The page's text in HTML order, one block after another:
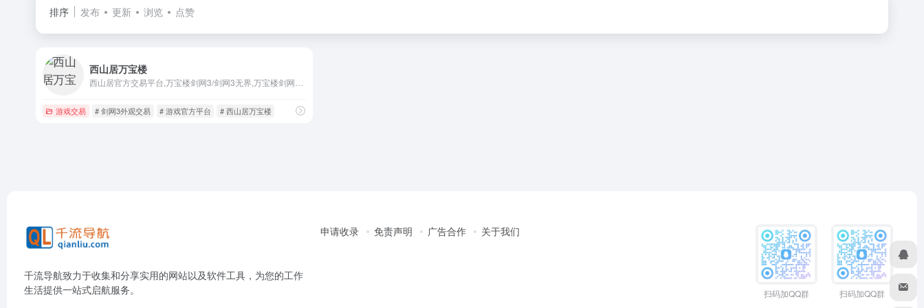
排序 发布 更新 浏览 点赞
西山居万宝楼
游戏交易 # 剑网3外观交易 # 游戏官方平台 # 西山居万宝楼
千流导航致力于收集和分享实用的网站以及软件工具，为您的工作
生活提供一站式启航服务。
申请收录 免责声明 广告合作 关于我们
扫码加QQ群 扫码加QQ群